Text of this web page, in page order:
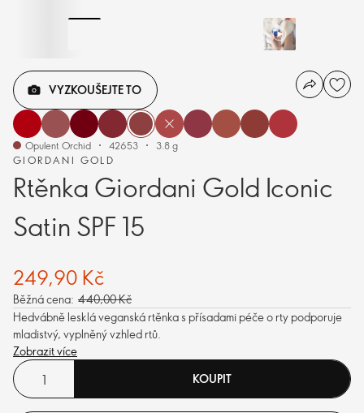
GIORDANI GOLD
Rtěnka Giordani Gold Iconic
Satin SPF 15
VYZKOUŠEJTE TO
Opulent Orchid 42653 3.8 g
249,90 Kč
Běžná cena: 440,00 Kč
Hedvábně lesklá veganská rtěnka s přísadami péče o rty podporuje
mladistvý, vyplněný vzhled rtů.
Zobrazit více
KOUPIT